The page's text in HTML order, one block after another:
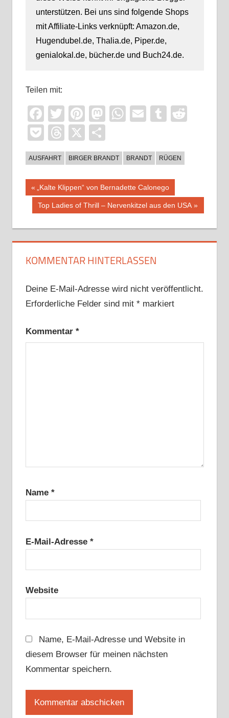
unterstützen. Bei uns sind folgende Shops
mit Affiliate-Links verknüpft: Amazon.de,
Hugendubel.de, Thalia.de, Piper.de,
genialokal.de, bücher.de und Buch24.de.
Teilen mit:
Facebook
TwitterPinterest
Mastodon
WhatsApp
EmailTumblr
PocketThreads
X
AUSFAHRT BIRGER BRANDT BRANDT RÜGEN
Beitragsnavigation
Vorheriger
Beitrag:
„Kalte Klippen“ von Bernadette Calonego
Nächster
Top Ladies of Thrill – Nervenkitzel aus den USA
KOMMENTAR HINTERLASSEN
Deine E-Mail-Adresse wird nicht veröffentlicht.
Erforderliche Felder sind mit *markiert
Kommentar *
Name *
E-Mail-Adresse *
Website
Name, E-Mail-Adresse und Website in
diesem Browser für meinen nächsten
Kommentar speichern.